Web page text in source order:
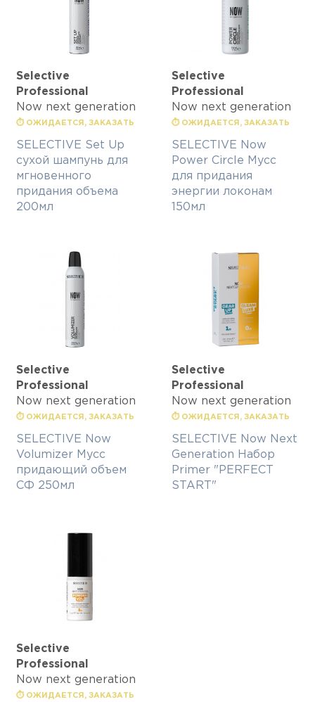
Selective
Professional
Now next generation
⏱ ОЖИДАЕТСЯ, ЗАКАЗАТЬ
SELECTIVE Set Up
сухой шампунь для
мгновенного
придания объема
200мл
Selective
Professional
Now next generation
⏱ ОЖИДАЕТСЯ, ЗАКАЗАТЬ
SELECTIVE Now
Power Circle Мусс
для придания
энергии локонам
150мл
Selective
Professional
Now next generation
⏱ ОЖИДАЕТСЯ, ЗАКАЗАТЬ
SELECTIVE Now
Volumizer Мусс
придающий объем
СФ 250мл
Selective
Professional
Now next generation
⏱ ОЖИДАЕТСЯ, ЗАКАЗАТЬ
SELECTIVE Now Next
Generation Набор
Primer "PERFECT
START"
Selective
Professional
Now next generation
⏱ ОЖИДАЕТСЯ, ЗАКАЗАТЬ